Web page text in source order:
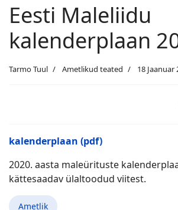
Eesti Maleliidu
kalenderplaan
Tarmo Tuul Ametlikud teated 18 Jaanuar
kalenderplaan (pdf)
2020. aasta maleürituste
kättesaadav ülaltoodud viitest.
Ametlik